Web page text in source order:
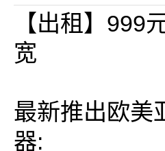
【出租】999
宽
最新推出欧
器: